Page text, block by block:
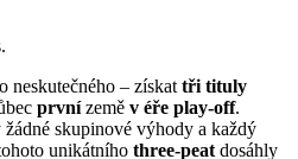
neskutečného – získat tři tituly
prvnízemě v éře play-off.
skupinové výhody a každý
unikátního three-peat dosáhly